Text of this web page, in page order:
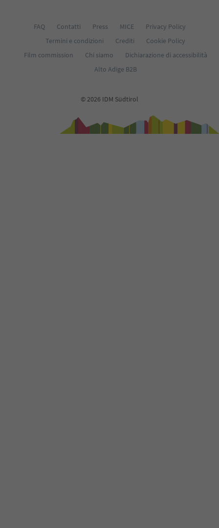
FAQ Contatti Press MICE
Privacy Policy
Termini e condizioni
Crediti
Cookie Policy
Film commission
Chi siamo
Dichiarazione di accessibilità
Alto Adige B2B
© 2026 IDM Südtirol